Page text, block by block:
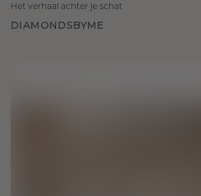
Het verhaal achter je schat
DIAMONDSBYME